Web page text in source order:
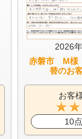
2026
赤磐市 M様
替のお
お客
10